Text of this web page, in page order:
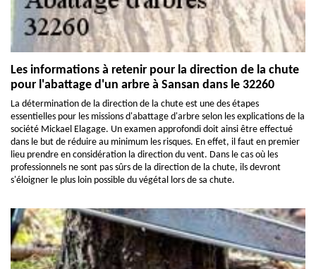
Les informations à retenir pour la direction de la chute
pour l'abattage d'un arbre à Sansan dans le 32260
La détermination de la direction de la chute est une des étapes
essentielles pour les missions d'abattage d'arbre selon les explications de la
société Mickael Elagage. Un examen approfondi doit ainsi être effectué
dans le but de réduire au minimum les risques. En effet, il faut en premier
lieu prendre en considération la direction du vent. Dans le cas où les
professionnels ne sont pas sûrs de la direction de la chute, ils devront
s'éloigner le plus loin possible du végétal lors de sa chute.